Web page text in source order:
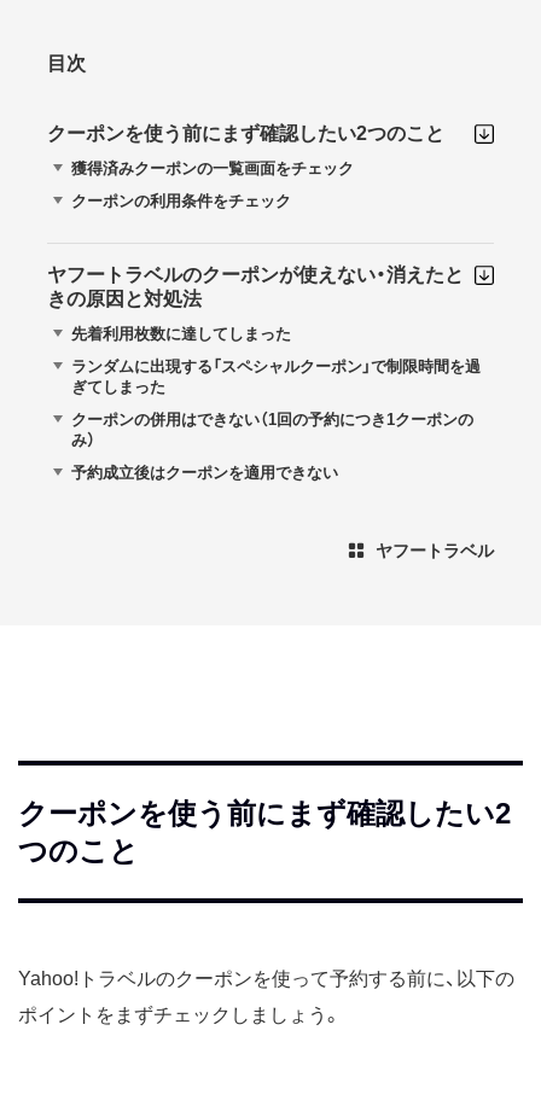
目次
クーポンを使う前にまず確認したい2つのこと
獲得済みクーポンの一覧画面をチェック
クーポンの利用条件をチェック
ヤフートラベルのクーポンが使えない・消えたと
きの原因と対処法
先着利用枚数に達してしまった
ランダムに出現する「スペシャルクーポン」で制限時間を過
ぎてしまった
クーポンの併用はできない（1回の予約につき1クーポンの
み）
予約成立後はクーポンを適用できない
ヤフートラベル
クーポンを使う前にまず確認したい2
つのこと
Yahoo!トラベルのクーポンを使って予約する前に、以下の
ポイントをまずチェックしましょう。